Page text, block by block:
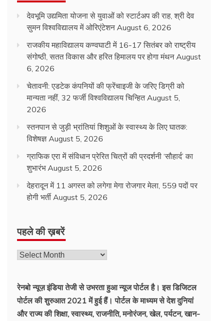
देवभूमि उद्यमिता योजना से युवाओं को स्टार्टअप की राह, श्री देव
सुमन विश्वविद्यालय में ओरिएंटेशन August 6, 2026
राजकीय महाविद्यालय कण्वघाटी में 16-17 सितंबर को राष्ट्रीय
संगोष्ठी, सतत विकास और हरित हिमालय पर होगा मंथन August
6, 2026
चेतावनी: एडटेक कंपनियों की फ्रेंचाइजी के जरिए डिग्री को
मान्यता नहीं, 32 फर्जी विश्वविद्यालय चिन्हित August 5,
2026
स्तनपान से जुड़ी भ्रांतियां शिशुओं के स्वास्थ्य के लिए घातक:
विशेषज्ञ August 5, 2026
ग्राफिक एरा में संविधान प्रेरित चित्रों की प्रदर्शनी ‘सौहार्द’ का
शुभारंभ August 5, 2026
देहरादून में 11 अगस्त को लगेगा मेगा रोजगार मेला, 559 पदों पर
होगी भर्ती August 5, 2026
पहले की ख़बरें
रेनबो न्यूज़ इंडिया तेजी से उभरता हुआ न्‍यूज पोर्टल है। इस डिजिटल
पोर्टल की शुरुआत 2021 में हुई हैं। पोर्टल के माध्यम से देश दुनियां
और राज्य की शिक्षा, स्वास्थ्य, राजनीति, मनोरंजन, खेल, पर्यटन, खान-